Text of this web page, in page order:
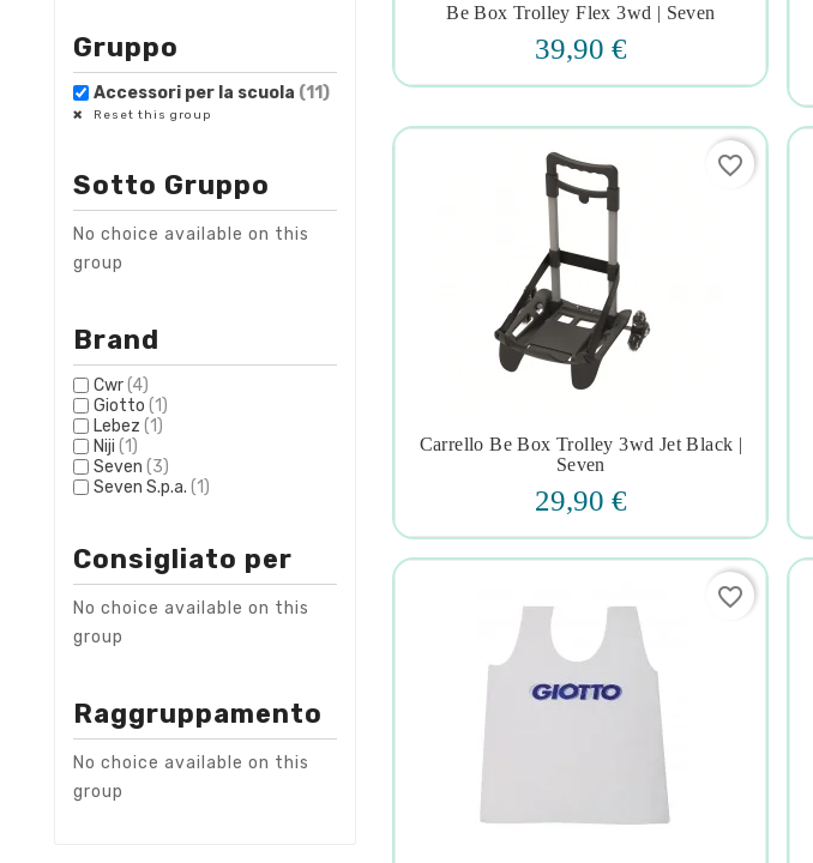
Gruppo
Accessori per la scuola (11)
Reset this group
Sotto Gruppo
No choice available on this
group
Brand
Cwr(4)
Giotto (1)
Lebez (1)
Niji (1)
Seven (3)
Seven S.p.a. (1)
Consigliato per
No choice available on this
group
Raggruppamento
No choice available on this
group
 
Be Box Trolley Flex 3wd | Seven
39,90 €
 
Carrello Be Box Trolley 3wd Jet Black |
Seven
29,90 €
favorite_border
favorite_border